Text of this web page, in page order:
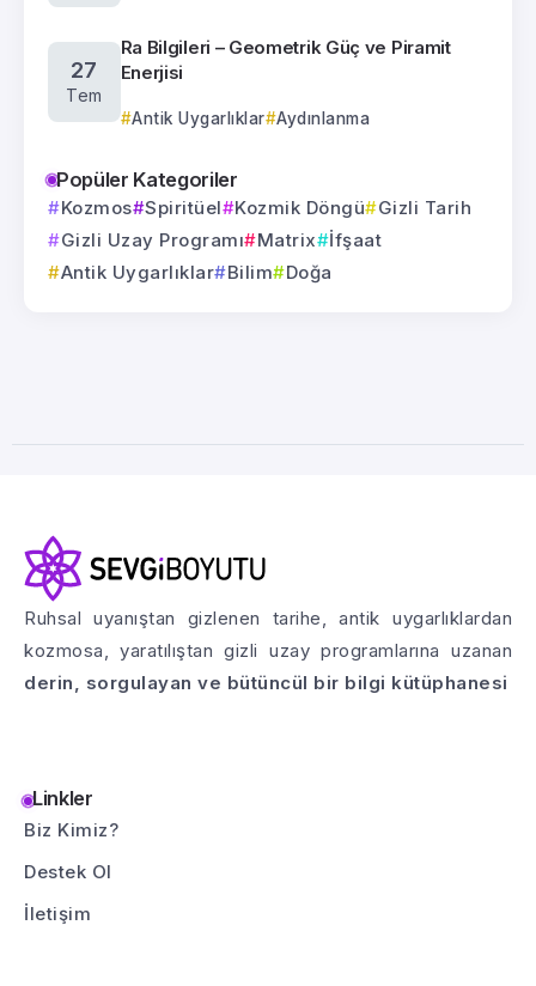
27
Tem
Ra Bilgileri – Geometrik Güç ve Piramit
Enerjisi
Antik Uygarlıklar Aydınlanma
Popüler Kategoriler
Kozmos Spiritüel Kozmik Döngü
Gizli Tarih
Gizli Uzay Programı
Matrix
İfşaat
Antik Uygarlıklar
Bilim Doğa
Ruhsal uyanıştan gizlenen tarihe, antik uygarlıklardan
kozmosa, yaratılıştan gizli uzay programlarına uzanan
derin, sorgulayan ve bütüncül bir bilgi kütüphanesi
Linkler
Biz Kimiz?
Destek Ol
İletişim